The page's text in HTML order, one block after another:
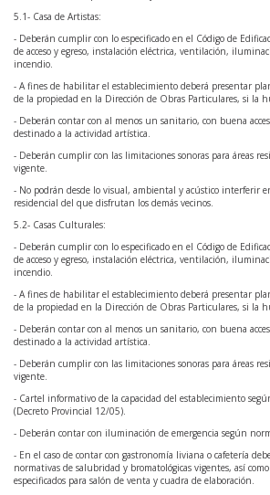
5.1- Casa de Artistas:
- Deberán cumplir con lo especificado en el Código de
de acceso y egreso, instalación eléctrica, ventilación,
incendio.
- A fines de habilitar el establecimiento deberá presentar
de la propiedad en la Dirección de Obras Particulares, si la
- Deberán contar con al menos un sanitario, con buena
destinado a la actividad artística.
- Deberán cumplir con las limitaciones sonoras para áreas
vigente.
- No podrán desde lo visual, ambiental y acústico interferir
residencial del que disfrutan los demás vecinos.
5.2- Casas Culturales:
- Deberán cumplir con lo especificado en el Código de
de acceso y egreso, instalación eléctrica, ventilación,
incendio.
- A fines de habilitar el establecimiento deberá presentar
de la propiedad en la Dirección de Obras Particulares, si la
- Deberán contar con al menos un sanitario, con buena
destinado a la actividad artística.
- Deberán cumplir con las limitaciones sonoras para áreas
vigente.
- Cartel informativo de la capacidad del establecimiento
(Decreto Provincial 12/05).
- Deberán contar con iluminación de emergencia según
- En el caso de contar con gastronomía liviana o cafetería
normativas de salubridad y bromatológicas vigentes, así
especificados para salón de venta y cuadra de elaboración.